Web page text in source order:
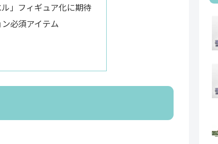
」フィギュア化に期待
必須アイテム